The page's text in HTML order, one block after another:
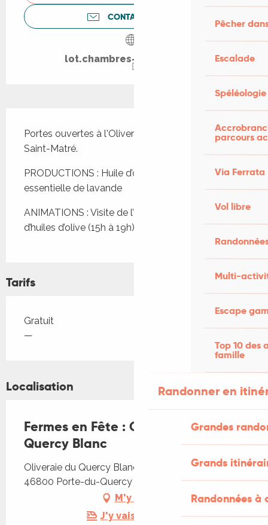
Pêcher
Escalade
Spéléologie
parcours
Via Ferrata
Vol libre
Multi-
Escape
Top 10 des
famille
Randonner en
Grandes
Grands
Randonnées
CONTACTEZ-NOUS
lot.chambres-agriculture.fr
Portes ouvertes à l'Oliveraie du Quercy Blanc à
Saint-Matré.
PRODUCTIONS : Huile d’olive vierge extra, huile
essentielle de lavande
ANIMATIONS : Visite de l’oliveraie ; dégustation
d’huiles d’olive (15h à 19h)
Tarifs
Tarifs 2026
Gratuit
—
Localisation
Fermes en Fête : Oliveraie du
Quercy Blanc
Oliveraie du Quercy Blanc, Chemin des oliviers,
46800 Porte-du-Quercy
M'y rendre
J'y vais en train !